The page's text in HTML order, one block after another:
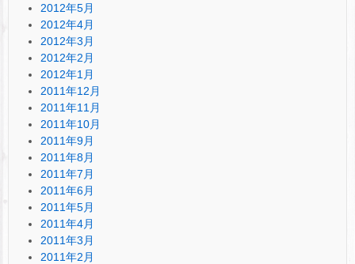
2012年5月
2012年4月
2012年3月
2012年2月
2012年1月
2011年12月
2011年11月
2011年10月
2011年9月
2011年8月
2011年7月
2011年6月
2011年5月
2011年4月
2011年3月
2011年2月